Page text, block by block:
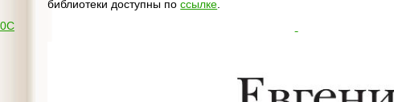
библиотеки доступны поссылке